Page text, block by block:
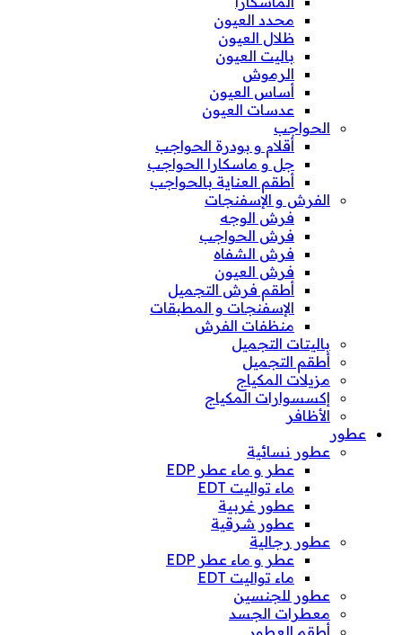
محدد العيون
ظلال العيون
باليت العيون
الرموش
أساس العيون
عدسات العيون
الحواجب
أقلام و بودرة الحواجب
جل و ماسكارا الحواجب
أطقم العناية بالحواجب
الفرش و الإسفنجات
فرش الوجه
فرش الحواجب
فرش الشفاه
فرش العيون
أطقم فرش التجميل
الإسفنجات و المطبقات
منظفات الفرش
باليتات التجميل
أطقم التجميل
مزيلات المكياج
إكسسوارات المكياج
الأظافر
عطور
عطور نسائية
عطر و ماء عطر EDP
ماء تواليت EDT
عطور غربية
عطور شرقية
عطور رجالية
عطر و ماء عطر EDP
ماء تواليت EDT
عطور للجنسين
معطرات الجسد
أطقم العطور